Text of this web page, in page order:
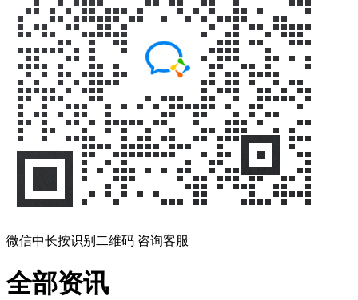
微信中长按识别二维码 咨询客服
全部资讯